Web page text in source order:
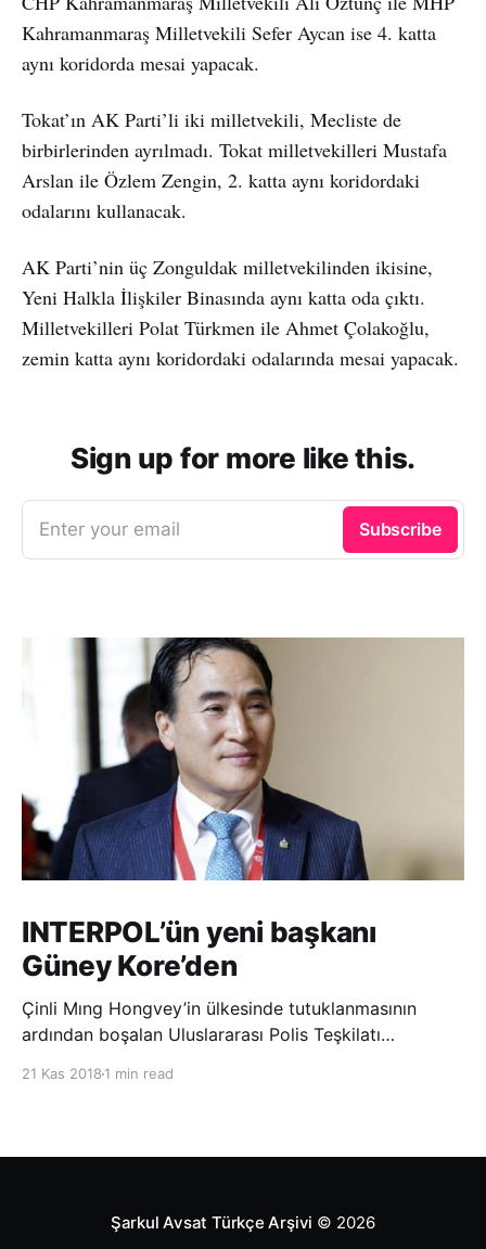
Kahramanmaraş Milletvekili Sefer Aycan ise 4. katta
aynı koridorda mesai yapacak.
Tokat’ın AK Parti’li iki milletvekili, Mecliste de
birbirlerinden ayrılmadı. Tokat milletvekilleri Mustafa
Arslan ile Özlem Zengin, 2. katta aynı koridordaki
odalarını kullanacak.
AK Parti’nin üç Zonguldak milletvekilinden ikisine,
Yeni Halkla İlişkiler Binasında aynı katta oda çıktı.
Milletvekilleri Polat Türkmen ile Ahmet Çolakoğlu,
zemin katta aynı koridordaki odalarında mesai yapacak.
Sign up for more like this.
Enter your email Subscribe
INTERPOL’ün yeni başkanı
Güney Kore’den
Çinli Mıng Hongvey’in ülkesinde tutuklanmasının
ardından boşalan Uluslararası Polis Teşkilatı
21 Kas 2018 1 min read
Şarkul Avsat Türkçe Arşivi © 2026